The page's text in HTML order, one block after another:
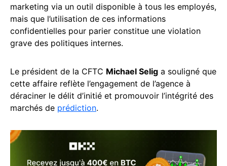
marketing via un outil disponible à tous les employés,
mais que l’utilisation de ces informations
confidentielles pour parier constitue une violation
grave des politiques internes.
Le président de la CFTC Michael Selig a souligné que
cette affaire reflète l’engagement de l’agence à
déraciner le délit d’initié et promouvoir l’intégrité des
marchés de prédiction.